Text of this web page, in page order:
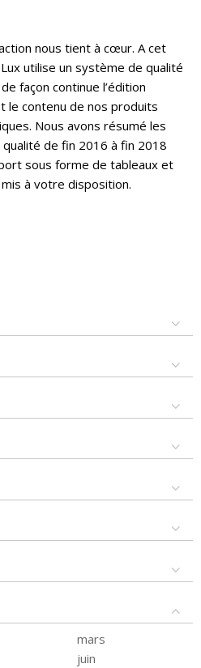
nous tient à cœur. A cet
utilise un système de qualité
façon continue l’édition
le contenu de nos produits
Nous avons résumé les
de fin 2016 à fin 2018
sous forme de tableaux et
à votre disposition.
mars
juin